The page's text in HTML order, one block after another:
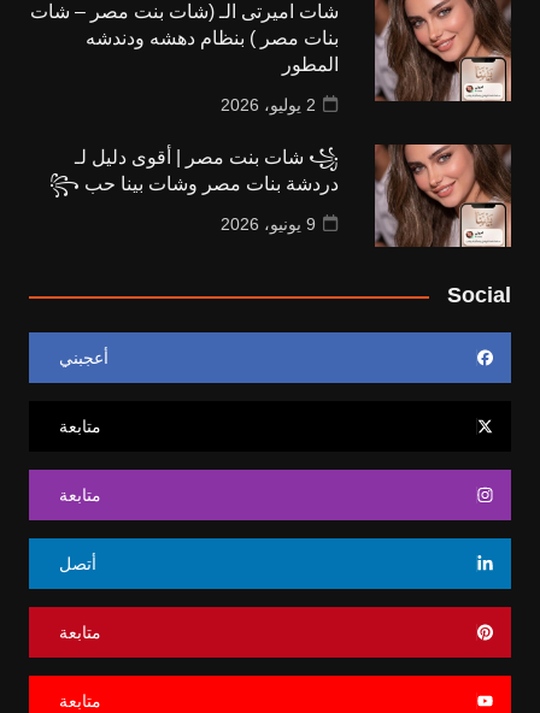
شات اميرتى الـ (شات بنت مصر – شات
بنات مصر ) بنظام دهشه ودندشه
المطور
2 يوليو، 2026
꧁ شات بنت مصر | أقوى دليل لـ
دردشة بنات مصر وشات بينا حب ꧂
9 يونيو، 2026
Social
أعجبني
متابعة
متابعة
أتصل
متابعة
متابعة